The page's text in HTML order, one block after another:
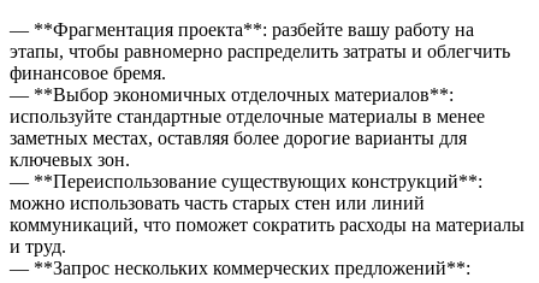
— **Фрагментация проекта**: разбейте вашу работу на
этапы, чтобы равномерно распределить затраты и облегчить
финансовое бремя.
— **Выбор экономичных отделочных материалов**:
используйте стандартные отделочные материалы в менее
заметных местах, оставляя более дорогие варианты для
ключевых зон.
— **Переиспользование существующих конструкций**:
можно использовать часть старых стен или линий
коммуникаций, что поможет сократить расходы на материалы
и труд.
— **Запрос нескольких коммерческих предложений**: